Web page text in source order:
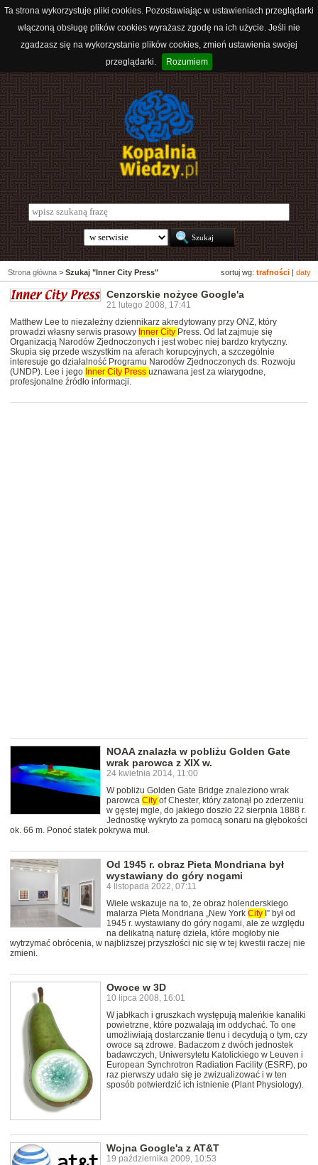
Ta strona wykorzystuje pliki cookies. Pozostawiając w ustawieniach przeglądarki
włączoną obsługę plików cookies wyrażasz zgodę na ich użycie. Jeśli nie
zgadzasz się na wykorzystanie plików cookies, zmień ustawienia swojej
przeglądarki.
Rozumiem
sortuj wg: trafności daty
Strona główna > Szukaj "Inner City Press"
Cenzorskie nożyce Google'a
21 lutego 2008, 17:41
Matthew Lee to niezależny dziennikarz akredytowany przy ONZ, który
prowadzi własny serwis prasowy Inner City Press. Od lat zajmuje się
Organizacją Narodów Zjednoczonych i jest wobec niej bardzo krytyczny.
Skupia się przede wszystkim na aferach korupcyjnych, a szczególnie
interesuje go działalność Programu Narodów Zjednoczonych ds. Rozwoju
(UNDP). Lee i jego Inner City Press uznawana jest za wiarygodne,
profesjonalne źródło informacji.
NOAA znalazła w pobliżu Golden Gate
wrak parowca z XIX w.
24 kwietnia 2014, 11:00
W pobliżu Golden Gate Bridge znaleziono wrak
parowca City of Chester, który zatonął po zderzeniu
w gęstej mgle, do jakiego doszło 22 sierpnia 1888 r.
Jednostkę wykryto za pomocą sonaru na głębokości
ok. 66 m. Ponoć statek pokrywa muł.
Od 1945 r. obraz Pieta Mondriana był
wystawiany do góry nogami
4 listopada 2022, 07:11
Wiele wskazuje na to, że obraz holenderskiego
malarza Pieta Mondriana „New York City I” był od
1945 r. wystawiany do góry nogami, ale ze względu
na delikatną naturę dzieła, które mogłoby nie
wytrzymać obrócenia, w najbliższej przyszłości nic się w tej kwestii raczej nie
zmieni.
Owoce w 3D
10 lipca 2008, 16:01
W jabłkach i gruszkach występują maleńkie kanaliki
powietrzne, które pozwalają im oddychać. To one
umożliwiają dostarczanie tlenu i decydują o tym, czy
owoce są zdrowe. Badaczom z dwóch jednostek
badawczych, Uniwersytetu Katolickiego w Leuven i
European Synchrotron Radiation Facility (ESRF), po
raz pierwszy udało się je zwizualizować i w ten
sposób potwierdzić ich istnienie (Plant Physiology).
Wojna Google'a z AT&T
19 października 2009, 10:53